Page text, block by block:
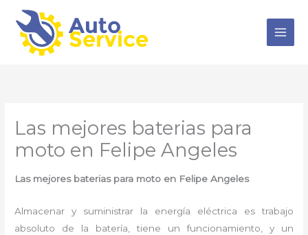
contenido
Las mejores baterias para
moto en Felipe Angeles
Las mejores baterias para moto en Felipe Angeles
Almacenar y suministrar la energía eléctrica es trabajo
absoluto de la batería, tiene un funcionamiento, y un